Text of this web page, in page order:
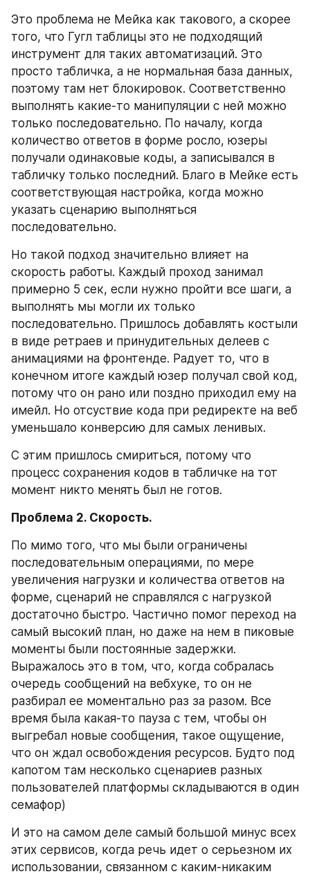
Это проблема не Мейка как такового, а скорее
того, что Гугл таблицы это не подходящий
инструмент для таких автоматизаций. Это
просто табличка, а не нормальная база данных,
поэтому там нет блокировок. Соответственно
выполнять какие-то манипуляции с ней можно
только последовательно. По началу, когда
количество ответов в форме росло, юзеры
получали одинаковые коды, а записывался в
табличку только последний. Благо в Мейке есть
соответствующая настройка, когда можно
указать сценарию выполняться
последовательно.
Но такой подход значительно влияет на
скорость работы. Каждый проход занимал
примерно 5 сек, если нужно пройти все шаги, а
выполнять мы могли их только
последовательно. Пришлось добавлять костыли
в виде ретраев и принудительных делеев с
анимациями на фронтенде. Радует то, что в
конечном итоге каждый юзер получал свой код,
потому что он рано или поздно приходил ему на
имейл. Но отсуствие кода при редиректе на веб
уменьшало конверсию для самых ленивых.
С этим пришлось смириться, потому что
процесс сохранения кодов в табличке на тот
момент никто менять был не готов.
Проблема 2. Скорость.
По мимо того, что мы были ограничены
последовательным операциями, по мере
увеличения нагрузки и количества ответов на
форме, сценарий не справлялся с нагрузкой
достаточно быстро. Частично помог переход на
самый высокий план, но даже на нем в пиковые
моменты были постоянные задержки.
Выражалось это в том, что, когда собралась
очередь сообщений на вебхуке, то он не
разбирал ее моментально раз за разом. Все
время была какая-то пауза с тем, чтобы он
выгребал новые сообщения, такое ощущение,
что он ждал освобождения ресурсов. Будто под
капотом там несколько сценариев разных
пользователей платформы складываются в один
семафор)
И это на самом деле самый большой минус всех
этих сервисов, когда речь идет о серьезном их
использовании, связанном с каким-никаким